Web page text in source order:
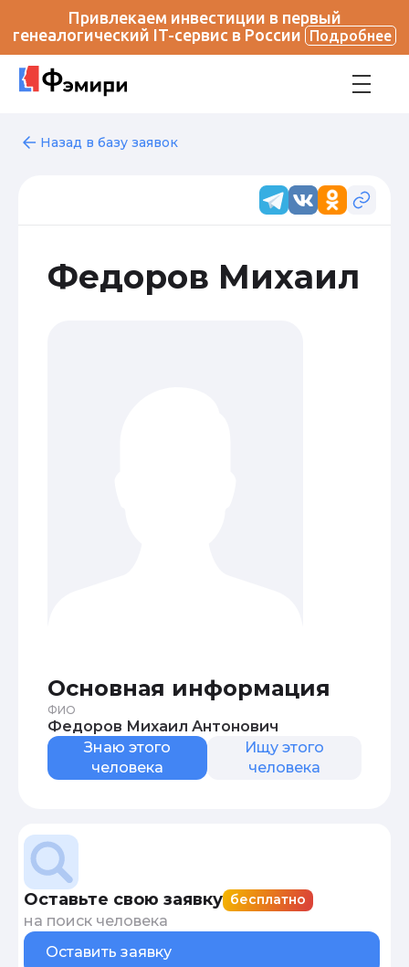
Привлекаем инвестиции в первый
генеалогический IT-сервис в России
Подробнее
Назад в базу заявок
Федоров Михаил
Основная информация
ФИО
Федоров Михаил Антонович
Знаю этого
человека
Ищу этого
человека
Оставьте свою заявку бесплатно
на поиск человека
Оставить заявку